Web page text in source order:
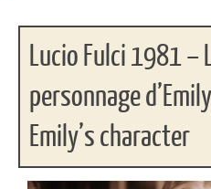
Lucio Fulci 1981 –
personnage
Emily’s character